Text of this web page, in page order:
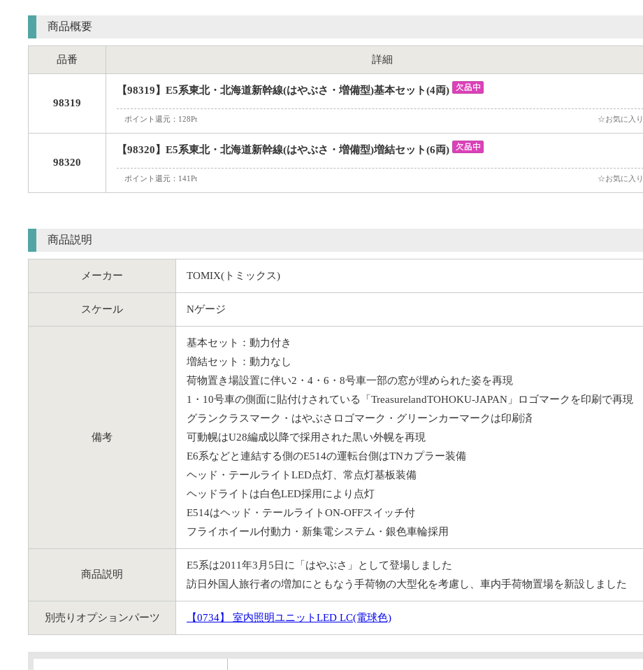
商品概要
品番 詳細
98319
【98319】E5系東北・北海道新幹線(はやぶさ・増備型)基本セット(4両)
ポイント還元：128Pt ☆お気に入り
98320
【98320】E5系東北・北海道新幹線(はやぶさ・増備型)増結セット(6両)
ポイント還元：141Pt ☆お気に入り
商品説明
メーカー TOMIX(トミックス)
スケール Nゲージ
備考
基本セット：動力付き
増結セット：動力なし
荷物置き場設置に伴い2・4・6・8号車一部の窓が埋められた姿を再現
1・10号車の側面に貼付けされている「TreasurelandTOHOKU-JAPAN」ロゴマークを印刷で再現
グランクラスマーク・はやぶさロゴマーク・グリーンカーマークは印刷済
可動幌はU28編成以降で採用された黒い外幌を再現
E6系などと連結する側のE514の運転台側はTNカプラー装備
ヘッド・テールライトLED点灯、常点灯基板装備
ヘッドライトは白色LED採用により点灯
E514はヘッド・テールライトON-OFFスイッチ付
フライホイール付動力・新集電システム・銀色車輪採用
商品説明
E5系は2011年3月5日に「はやぶさ」として登場しました
訪日外国人旅行者の増加にともなう手荷物の大型化を考慮し、車内手荷物置場を新設しました
別売りオプションパーツ 【0734】 室内照明ユニットLED LC(電球色)